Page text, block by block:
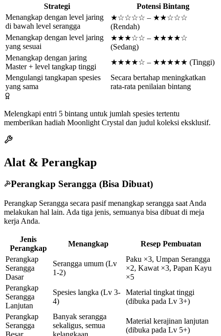
Strategi
Potensi Bintang
Menangkap dengan level jaring
di bawah level serangga
★☆☆☆☆ – ★★☆☆☆
(Rendah)
Menangkap dengan level jaring
yang sesuai
★★★☆☆ – ★★★★☆
(Sedang)
Menangkap dengan jaring
Master + level tangkap tinggi
★★★★☆ – ★★★★★ (Tinggi)
Mengulangi tangkapan spesies
yang sama
Secara bertahap meningkatkan
rata-rata penilaian bintang
Melengkapi entri 5 bintang untuk jumlah spesies tertentu
memberikan hadiah Moonlight Crystal dan judul koleksi eksklusif.
Alat & Perangkap
Perangkap Serangga (Bisa Dibuat)
Perangkap Serangga secara pasif menangkap serangga saat Anda
melakukan hal lain. Ada tiga jenis, semuanya bisa dibuat di meja
kerja Anda.
Jenis
Perangkap
Menangkap
Resep Pembuatan
Perangkap
Serangga
Dasar
Serangga umum (Lv
1-2)
Paku ×3, Umpan Serangga
×2, Kawat ×3, Papan Kayu
×5
Perangkap
Serangga
Lanjutan
Spesies langka (Lv 3-
4)
Material tingkat tinggi
(dibuka pada Lv 3+)
Perangkap
Serangga
Banyak serangga
sekaligus, semua
Material kerajinan lanjutan
(dibuka pada Lv 5+)